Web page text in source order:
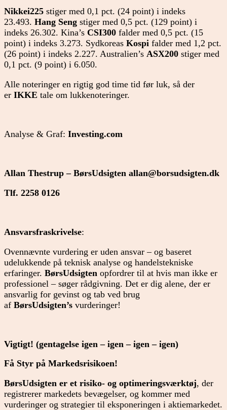
Nikkei225 stiger med 0,1 pct. (24 point) i indeks
23.493. Hang Seng stiger med 0,5 pct. (129 point) i
indeks 26.302. Kina’s CSI300 falder med 0,5 pct. (15
point) i indeks 3.273. Sydkoreas Kospi falder med 1,2 pct.
(26 point) i indeks 2.227. Australien’s ASX200 stiger med
0,1 pct. (9 point) i 6.050.
Alle noteringer en rigtig god time tid før luk, så der
er IKKE tale om lukkenoteringer.
Analyse & Graf: Investing.com
Allan Thestrup – BørsUdsigten allan@borsudsigten.dk
Tlf. 2258 0126
Ansvarsfraskrivelse:
Ovennævnte vurdering er uden ansvar – og baseret
udelukkende på teknisk analyse og handelstekniske
erfaringer. BørsUdsigten opfordrer til at hvis man ikke er
professionel – søger rådgivning. Det er dig alene, der er
ansvarlig for gevinst og tab ved brug
af BørsUdsigten’s vurderinger!
Vigtigt! (gentagelse igen – igen – igen – igen)
Få Styr på Markedsrisikoen!
BørsUdsigten er et risiko- og optimeringsværktøj, der
registrerer markedets bevægelser, og kommer med
vurderinger og strategier til eksponeringen i aktiemarkedet.